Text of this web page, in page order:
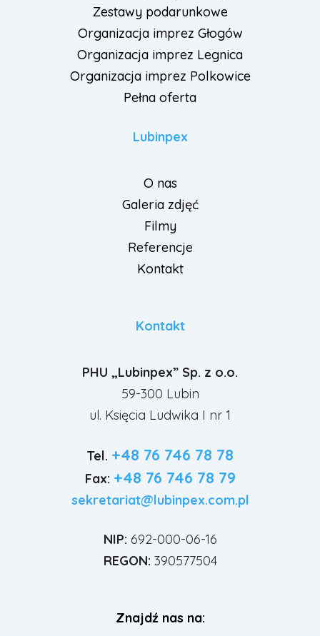
Zestawy podarunkowe
Organizacja imprez Głogów
Organizacja imprez Legnica
Organizacja imprez Polkowice
Pełna oferta
Lubinpex
O nas
Galeria zdjęć
Filmy
Referencje
Kontakt
Kontakt
PHU „Lubinpex” Sp. z o.o.
59-300 Lubin
ul. Księcia Ludwika I nr 1
Tel. +48 76 746 78 78
Fax: +48 76 746 78 79
sekretariat@lubinpex.com.pl
NIP: 692-000-06-16
REGON: 390577504
Znajdź nas na: